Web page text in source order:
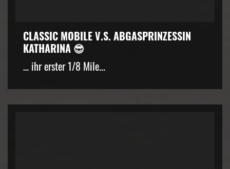
CLASSIC MOBILE V.S. ABGASPRINZESSIN
KATHARINA 😎
… ihr erster 1/8 Mile...